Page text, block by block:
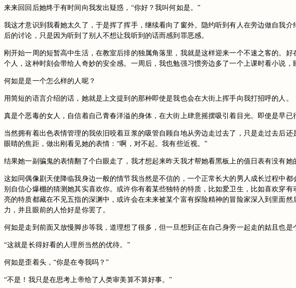
来来回回后她终于有时间向我发出疑惑，“你好？我叫何如是。”
我这才意识到我看她太久了，于是挥了挥手，继续看向了窗外。隐约听到有人在旁边做自我
后的讨论，只是因为听到了别人不想让我听到的话而感到罪恶感。
刚开始一周的短暂高中生活，在教室后排的独属角落里，我就是这样迎来一个不速之客的。
个人，这种时刻会带给人奇妙的安全感。一周后，我也勉强习惯旁边多了一个上课时看小说，
何如是是一个怎么样的人呢？
用简短的语言介绍的话，她就是上文提到的那种即使是我也会在大街上挥手向我打招呼的人。
真是个恶毒的女人，自信着自己青春洋溢的身体，在大街上肆意摇摆吸引着目光。即使是早
当然拥有着出色表情管理的我依旧咬着豆浆的吸管自顾自地从旁边走过去了，只是走过去后
眼睛的焦距，做出刚看见她的表情：“啊，对不起。我有些近视。”
结果她一副骗鬼的表情翻了个白眼走了，我才想起来昨天我才帮她看黑板上的值日表有没有她
这如同偶像剧天使降临我身边一般的情节我当然是不信的，一个正常长大的男人成长过程中
别自信心爆棚的猜测她其实喜欢你。或许你有着某些独特的特质，比如爱卫生，比如喜欢穿
亮的特质都藏在不见五指的深渊中，或许会在未来被某个富有探险精神的冒险家深入到里面
力，并且眼前的人恰好是你罢了。
何如是走到前面又放慢脚步等我，道理想了很多，但一旦想到正在自己身旁一起走的姑且也是
“这就是长得好看的人理所当然的优待。”
何如是歪着头，“你是在夸我吗？”
“不是！我只是在思考上帝给了人类审美算不算好事。”